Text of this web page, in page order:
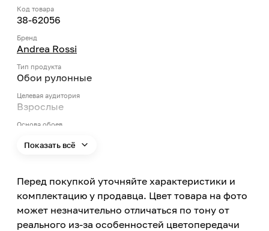
Код товара
38-62056
Бренд
Andrea Rossi
Тип продукта
Обои рулонные
Целевая аудитория
Взрослые
Основа обоев
Страна производства
Италия
Модельный ряд
Nisida
Показать всё
Перед покупкой уточняйте характеристики и
комплектацию у продавца. Цвет товара на фото
может незначительно отличаться по тону от
реального из-за особенностей цветопередачи